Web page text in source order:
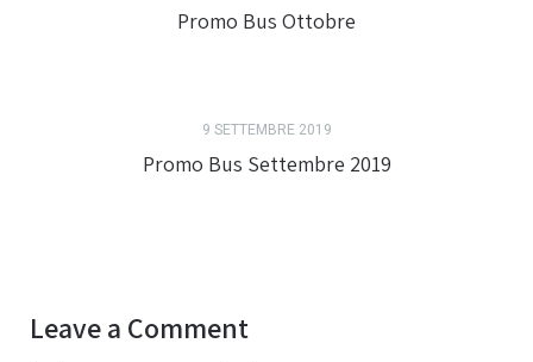
Promo Bus Ottobre
9 SETTEMBRE 2019
Promo Bus Settembre 2019
Leave a Comment